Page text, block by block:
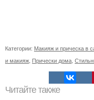
Категории: Макияж и прическа в
и макияж, Прически дома,
Читайте также